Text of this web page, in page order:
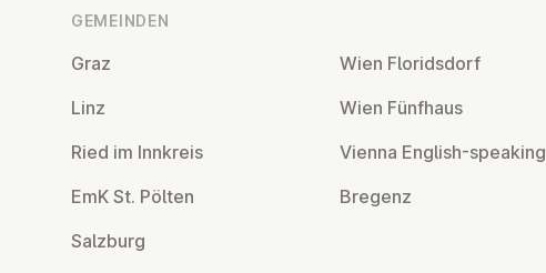
GEMEINDEN
Graz
Linz
Ried im Innkreis
EmK St. Pölten
Salzburg
Wien Flo­rids­dorf
Wien Fünfhaus
Vienna English-speaking
Bregenz